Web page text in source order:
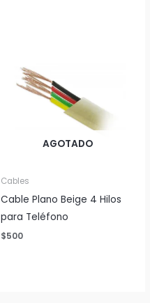
AGOTADO
Cables
Cable Plano Beige 4 Hilos
para Teléfono
$500